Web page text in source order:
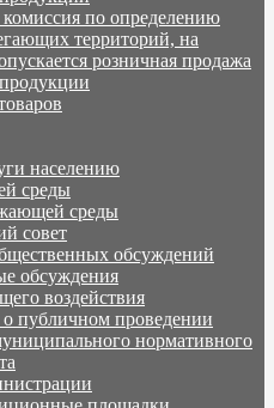
по определению
территорий, на
розничная продажа
населению
среды
среды
совет
обсуждений
обсуждения
воздействия
публичном проведении
нормативного